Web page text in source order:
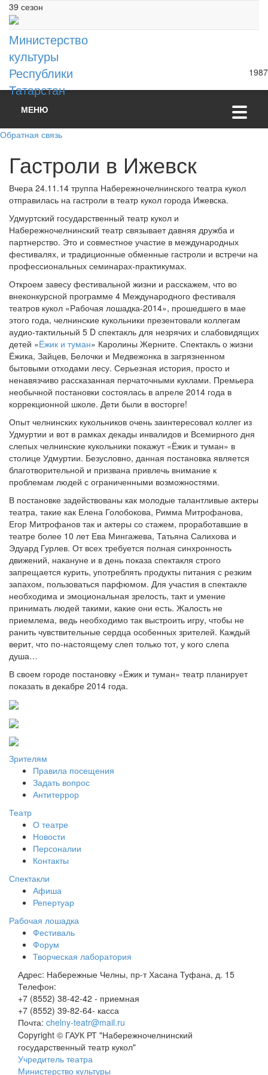
39 сезон
Министерство
культуры
Республики
Татарстан
1987
МЕНЮ
Обратная связь
Гастроли в Ижевск
Вчера 24.11.14 труппа Набережночелнинского театра кукол
отправилась на гастроли в театр кукол города Ижевска.
Удмуртский государственный театр кукол и
Набережночелнинский театр связывает давняя дружба и
партнерство. Это и совместное участие в международных
фестивалях, и традиционные обменные гастроли и встречи на
профессиональных семинарах-практикумах.
Откроем завесу фестивальной жизни и расскажем, что во
внеконкурсной программе 4 Международного фестиваля
театров кукол «Рабочая лошадка-2014», прошедшего в мае
этого года, челнинские кукольники презентовали коллегам
аудио-тактильный 5 D спектакль для незрячих и слабовидящих
детей «Ёжик и туман» Каролины Жерните. Спектакль о жизни
Ёжика, Зайцев, Белочки и Медвежонка в загрязненном
бытовыми отходами лесу. Серьезная история, просто и
ненавязчиво рассказанная перчаточными куклами. Премьера
необычной постановки состоялась в апреле 2014 года в
коррекционной школе. Дети были в восторге!
Опыт челнинских кукольников очень заинтересовал коллег из
Удмуртии и вот в рамках декады инвалидов и Всемирного дня
слепых челнинские кукольники покажут «Ёжик и туман» в
столице Удмуртии. Безусловно, данная постановка является
благотворительной и призвана привлечь внимание к
проблемам людей с ограниченными возможностями.
В постановке задействованы как молодые талантливые актеры
театра, такие как Елена Голобокова, Римма Митрофанова,
Егор Митрофанов так и актеры со стажем, проработавшие в
театре более 10 лет Ева Мингажева, Татьяна Салихова и
Эдуард Гурлев. От всех требуется полная синхронность
движений, накануне и в день показа спектакля строго
запрещается курить, употреблять продукты питания с резким
запахом, пользоваться парфюмом. Для участия в спектакле
необходима и эмоциональная зрелость, такт и умение
принимать людей такими, какие они есть. Жалость не
приемлема, ведь необходимо так выстроить игру, чтобы не
ранить чувствительные сердца особенных зрителей. Каждый
верит, что по-настоящему слеп только тот, у кого слепа
душа…
В своем городе постановку «Ёжик и туман» театр планирует
показать в декабре 2014 года.
Зрителям
Правила посещения
Задать вопрос
Антитеррор
Театр
О театре
Новости
Персоналии
Контакты
Спектакли
Афиша
Репертуар
Рабочая лошадка
Фестиваль
Форум
Творческая лаборатория
Адрес: Набережные Челны, пр-т Хасана Туфана, д. 15
Телефон:
+7 (8552) 38-42-42 - приемная
+7 (8552) 39-82-64- касса
Почта: chelny-teatr@mail.ru
Copyright © ГАУК РТ "Набережночелнинский
государственный театр кукол"
Учредитель театра
Министерство культуры